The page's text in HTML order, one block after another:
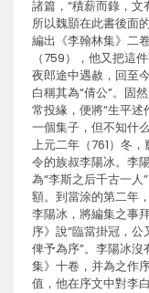
諸篇，“積薪而錄，文
所以魏顥在此書後面
編出《李翰林集》二
（759），他又把這
夜郎途中遇赦，回至
白稱其為“倩公”。固
常投緣，便將“生平
一個集子，但不知什
上元二年（761）冬
令的族叔李陽冰。李
為“李斯之后千古一
額。到當涂的第二年
李陽冰，將編集之事
序》說“臨當掛冠，公
俾予為序”。李陽冰
集》十卷，并為之作
值，他在序文中對李